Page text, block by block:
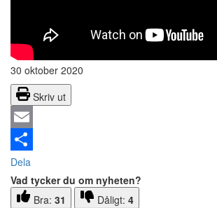
30 oktober 2020
Skriv ut
Email
Dela
Vad tycker du om nyheten?
Bra: 31 Dåligt: 4